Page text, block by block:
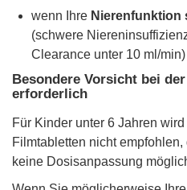
wenn Ihre Nierenfunktion
(schwere
Clearance unter 10 ml/min)
Besondere Vorsicht bei
erforderlich
Für Kinder unter 6 Jahren
Filmtabletten nicht
keine Dosisanpassung